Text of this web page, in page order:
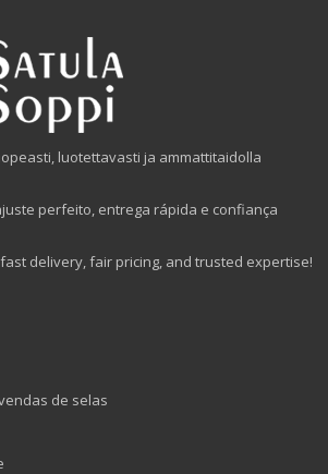
luotettavasti ja ammattitaidolla
perfeito, entrega rápida e confiança
delivery, fair pricing, and trusted expertise!
de selas